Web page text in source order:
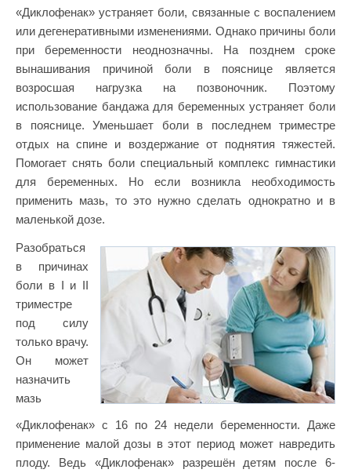
«Диклофенак» устраняет боли, связанные с воспалением
или дегенеративными изменениями. Однако причины боли
при беременности неоднозначны. На позднем сроке
вынашивания причиной боли в пояснице является
возросшая нагрузка на позвоночник. Поэтому
использование бандажа для беременных устраняет боли
в пояснице. Уменьшает боли в последнем триместре
отдых на спине и воздержание от поднятия тяжестей.
Помогает снять боли специальный комплекс гимнастики
для беременных. Но если возникла необходимость
применить мазь, то это нужно сделать однократно и в
маленькой дозе.
Разобраться
в причинах
боли в I и II
триместре
под силу
только врачу.
Он может
назначить
мазь
«Диклофенак» с 16 по 24 недели беременности. Даже
применение малой дозы в этот период может навредить
плоду. Ведь «Диклофенак» разрешён детям после 6-